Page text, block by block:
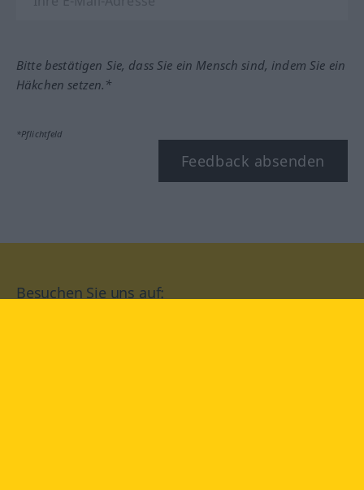
Bitte bestätigen Sie, dass Sie ein Mensch sind, indem Sie ein
Häkchen setzen.*
*Pflichtfeld
Feedback absenden
Besuchen Sie uns auf: